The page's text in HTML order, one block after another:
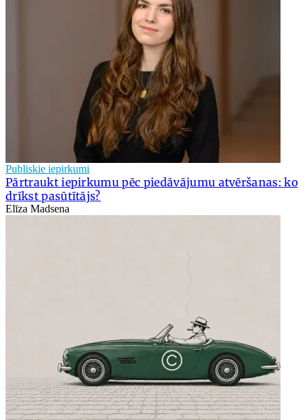
Publiskie iepirkumi
Pārtraukt iepirkumu pēc piedāvājumu atvēršanas: ko
drīkst pasūtītājs?
Elīza Madsena